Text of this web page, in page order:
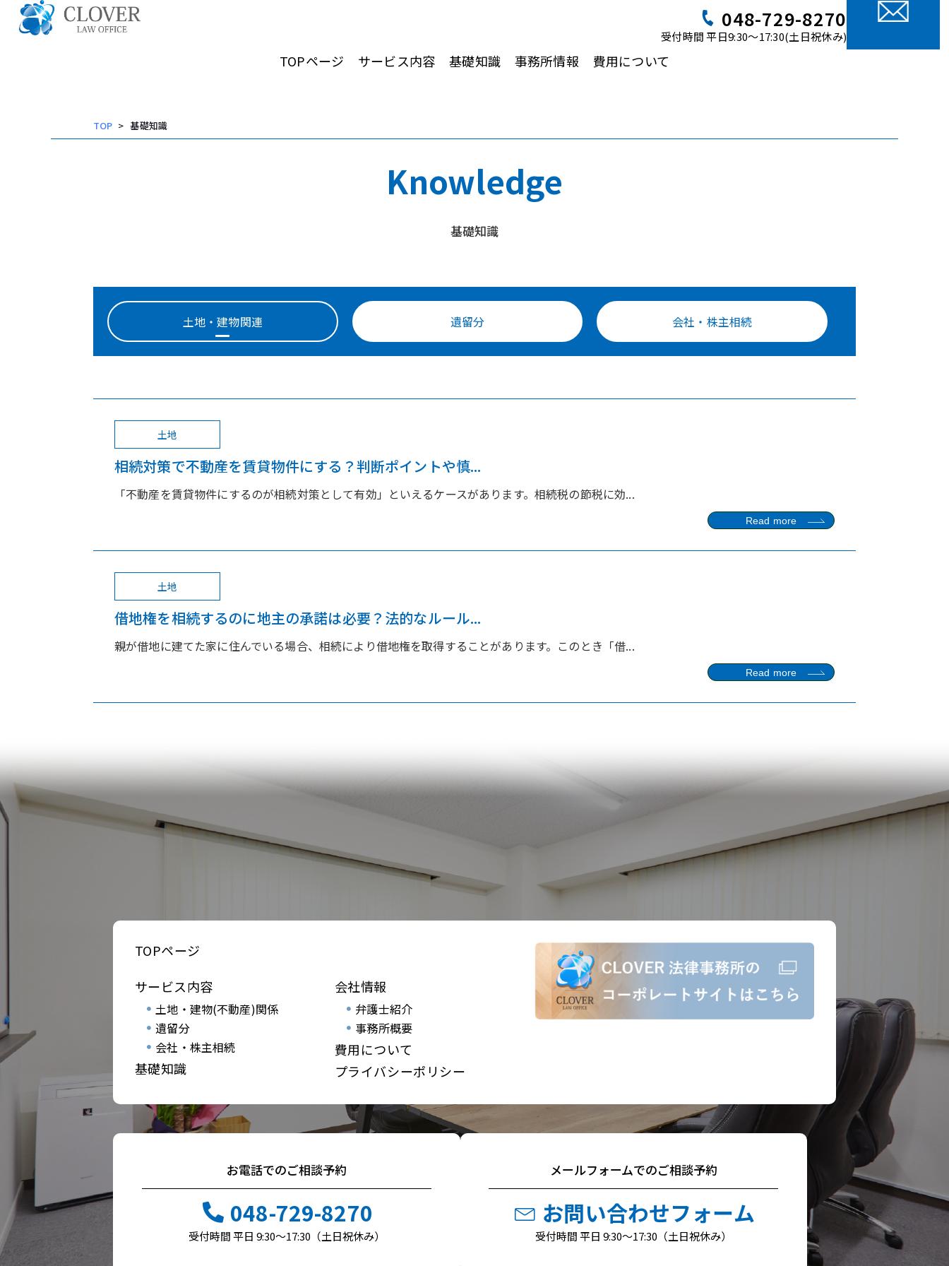
048-729-8270
受付時間 平日9:30～17:30(土日祝休み)
TOPページ サービス内容 基礎知識 事務所情報 費用について
TOP 基礎知識
Knowledge
基礎知識
土地・建物関連 遺留分 会社・株主相続
土地
相続対策で不動産を賃貸物件にする？判断ポイントや慎...
「不動産を賃貸物件にするのが相続対策として有効」といえるケースがあります。相続税の節税に効...
Read more
土地
借地権を相続するのに地主の承諾は必要？法的なルール...
親が借地に建てた家に住んでいる場合、相続により借地権を取得することがあります。このとき「借...
Read more
TOPページ
サービス内容
土地・建物(不動産)関係
遺留分
会社・株主相続
基礎知識
会社情報
弁護士紹介
事務所概要
費用について
プライバシーポリシー
お電話でのご相談予約
048-729-8270
受付時間 平日 9:30～17:30（土日祝休み）
メールフォームでのご相談予約
お問い合わせフォーム
受付時間 平日 9:30～17:30（土日祝休み）